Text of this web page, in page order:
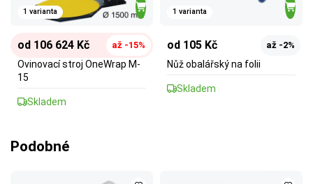
1 varianta
od 106 624 Kč až -15%
Ovinovací stroj OneWrap M-
15
Skladem
1 varianta
od 105 Kč až -2%
Nůž obalářský na folii
Skladem
Podobné